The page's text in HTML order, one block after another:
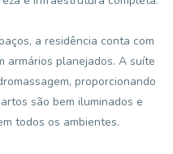
a residência conta com
armários planejados. A suíte
proporcionando
são bem iluminados e
todos os ambientes.